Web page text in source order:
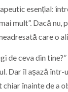
esențial:
mult”. Dacă nu,
care o
de ceva din
Dar îl așază într-
înainte de a